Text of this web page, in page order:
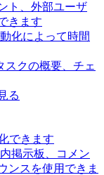
ト、外部ユーザ
きます
化によって時間
スクの概要、チェ
る
できます
掲示板、コメン
ンスを使用できま